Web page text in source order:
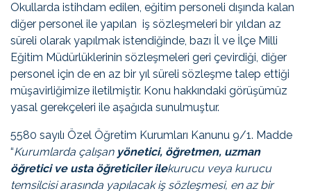
Okullarda istihdam edilen, eğitim personeli dışında kalan
diğer personel ile yapılan iş sözleşmeleri bir yıldan az
süreli olarak yapılmak istendiğinde, bazı İl ve İlçe Milli
Eğitim Müdürlüklerinin sözleşmeleri geri çevirdiği, diğer
personel için de en az bir yıl süreli sözleşme talep ettiği
müşavirliğimize iletilmiştir. Konu hakkındaki görüşümüz
yasal gerekçeleri ile aşağıda sunulmuştur.
5580 sayılı Özel Öğretim Kurumları Kanunu 9/1. Madde
“Kurumlarda çalışan yönetici, öğretmen, uzman
öğretici ve usta öğreticiler ilekurucu veya kurucu
temsilcisi arasında yapılacak iş sözleşmesi, en az bir